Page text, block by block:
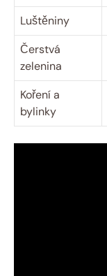
Luštěniny
Čerstvá
zelenina
Koření a
bylinky